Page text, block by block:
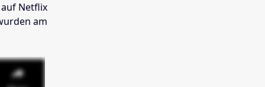
Netflix
am